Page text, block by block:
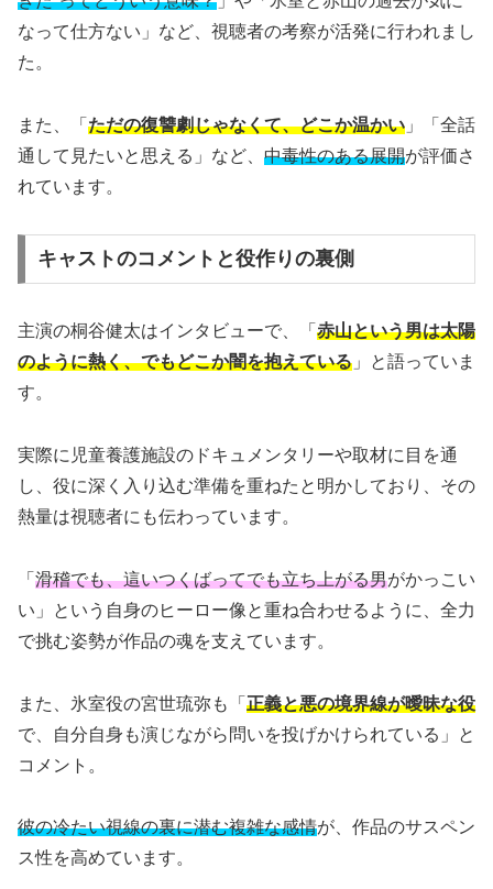
なって仕方ない」など、視聴者の考察が活発に行われまし
た。
また、「 ただの復讐劇じゃなくて、どこか温かい 」「全話
通して見たいと思える」など、 中毒性のある展開が評価さ
れています。
キャストのコメントと役作りの裏側
主演の桐谷健太はインタビューで、「 赤山という男は太陽
のように熱く、でもどこか闇を抱えている 」と語っていま
す。
実際に児童養護施設のドキュメンタリーや取材に目を通
し、役に深く入り込む準備を重ねたと明かしており、その
熱量は視聴者にも伝わっています。
「 滑稽でも、這いつくばってでも立ち上がる男がかっこい
い」という自身のヒーロー像と重ね合わせるように、全力
で挑む姿勢が作品の魂を支えています。
また、氷室役の宮世琉弥も「 正義と悪の境界線が曖昧な役
で、自分自身も演じながら問いを投げかけられている」と
コメント。
彼の冷たい視線の裏に潜む複雑な感情が、作品のサスペン
ス性を高めています。